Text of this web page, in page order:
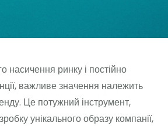
насичення ринку і постійно
важливе значення належить
Це потужний інструмент,
унікального образу компанії,